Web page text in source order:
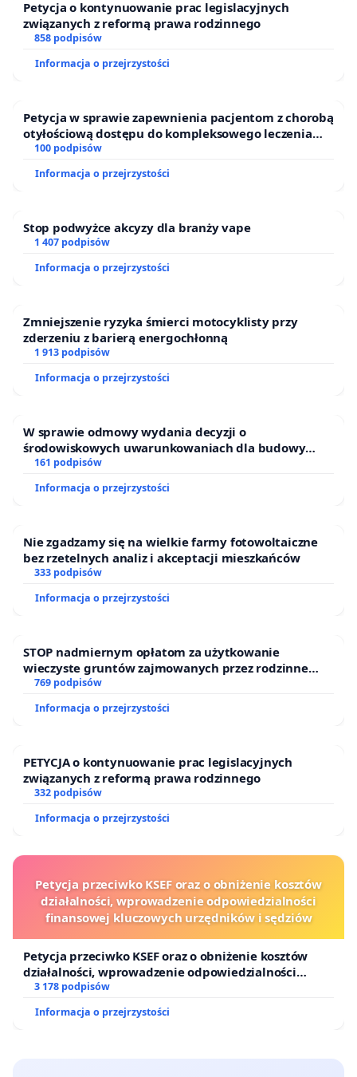
Petycja o kontynuowanie prac legislacyjnych
związanych z reformą prawa rodzinnego
858 podpisów
Informacja o przejrzystości
Petycja w sprawie zapewnienia pacjentom z chorobą
otyłościową dostępu do kompleksowego leczenia
oraz programów profilaktycznych.
100 podpisów
Informacja o przejrzystości
Stop podwyżce akcyzy dla branży vape
1 407 podpisów
Informacja o przejrzystości
Zmniejszenie ryzyka śmierci motocyklisty przy
zderzeniu z barierą energochłonną
1 913 podpisów
Informacja o przejrzystości
W sprawie odmowy wydania decyzji o
środowiskowych uwarunkowaniach dla budowy
zakładu wytwarzania biometanu „Krynki” w
Ostrowiu Południowym oraz ochrony mieszkańców i
Puszczy Knyszyńskiej
161 podpisów
Informacja o przejrzystości
Nie zgadzamy się na wielkie farmy fotowoltaiczne
bez rzetelnych analiz i akceptacji mieszkańców
333 podpisów
Informacja o przejrzystości
STOP nadmiernym opłatom za użytkowanie
wieczyste gruntów zajmowanych przez rodzinne
ogrody działkowe.
769 podpisów
Informacja o przejrzystości
PETYCJA o kontynuowanie prac legislacyjnych
związanych z reformą prawa rodzinnego
332 podpisów
Informacja o przejrzystości
Petycja przeciwko KSEF oraz o obniżenie kosztów
działalności, wprowadzenie odpowiedzialności
finansowej kluczowych urzędników i sędziów
Petycja przeciwko KSEF oraz o obniżenie kosztów
działalności, wprowadzenie odpowiedzialności
finansowej kluczowych urzędników i sędziów
3 178 podpisów
Informacja o przejrzystości